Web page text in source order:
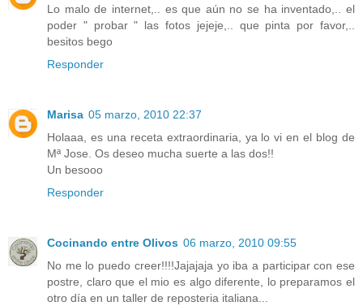
Lo malo de internet,.. es que aún no se ha inventado,.. el
poder " probar " las fotos jejeje,.. que pinta por favor,..
besitos bego
Responder
Marisa 05 marzo, 2010 22:37
Holaaa, es una receta extraordinaria, ya lo vi en el blog de
Mª Jose. Os deseo mucha suerte a las dos!!
Un besooo
Responder
Cocinando entre Olivos 06 marzo, 2010 09:55
No me lo puedo creer!!!!Jajajaja yo iba a participar con ese
postre, claro que el mio es algo diferente, lo preparamos el
otro día en un taller de reposteria italiana...